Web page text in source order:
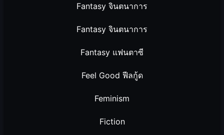
Fantasy จินตนาการ
Fantasy จินตนาการ
Fantasy แฟนตาซี
Feel Good ฟีลกู้ด
Feminism
Fiction